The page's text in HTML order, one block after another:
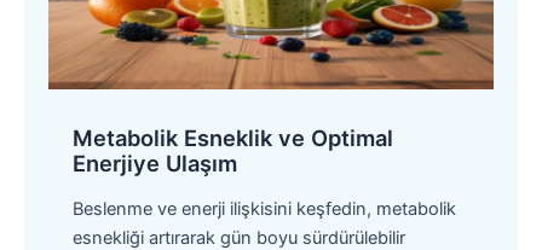
Metabolik Esneklik ve Optimal
Enerjiye Ulaşım
Beslenme ve enerji ilişkisini keşfedin, metabolik
esnekliği artırarak gün boyu sürdürülebilir